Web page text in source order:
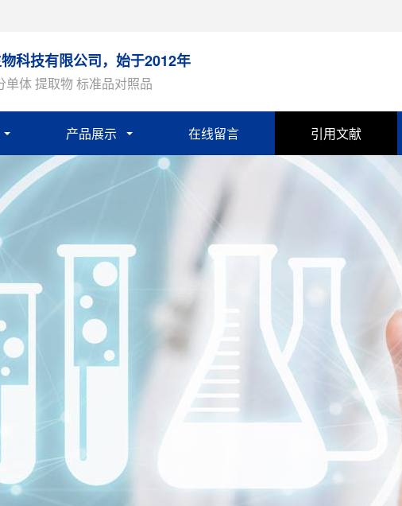
科技有限公司，始于2012年
单体 提取物 标准品对照品
产品展示 在线留言 引用文献